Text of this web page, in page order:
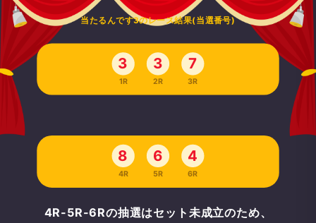
当たるんです3のレース結果(当選番号)
3
1R
3
2R
7
3R
8
4R
6
5R
4
6R
4R-5R-6Rの抽選はセット未成立のため、